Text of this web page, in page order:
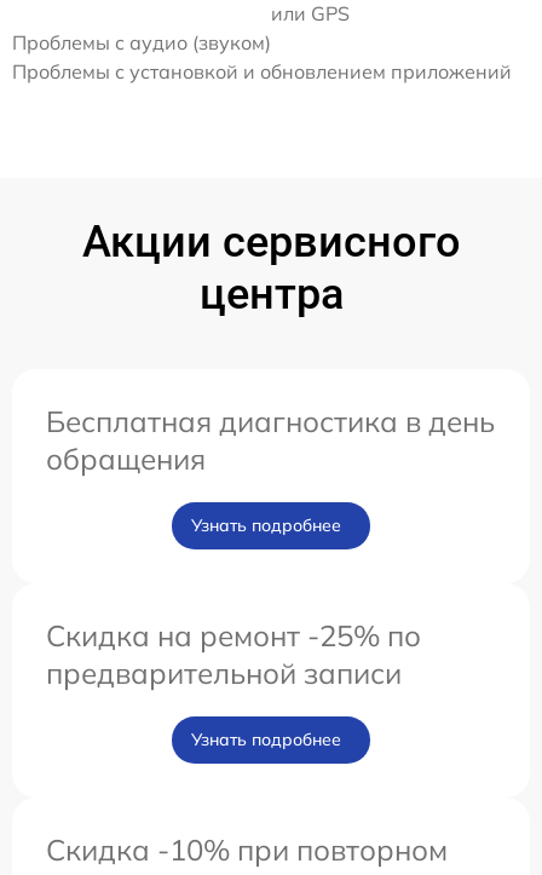
или GPS
Проблемы с аудио (звуком)
Проблемы с установкой и обновлением приложений
Акции сервисного
центра
Бесплатная диагностика в день
обращения
Узнать подробнее
Скидка на ремонт -25% по
предварительной записи
Узнать подробнее
Скидка -10% при повторном